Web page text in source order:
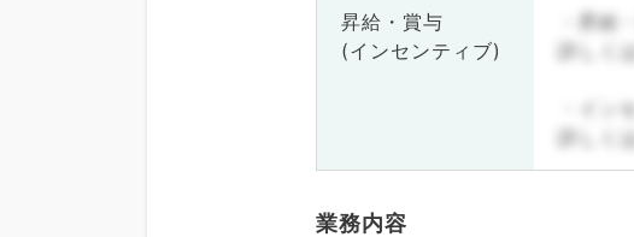
昇給・賞与
(インセンティブ)
・昇給
詳し
・イン
詳し
業務内容